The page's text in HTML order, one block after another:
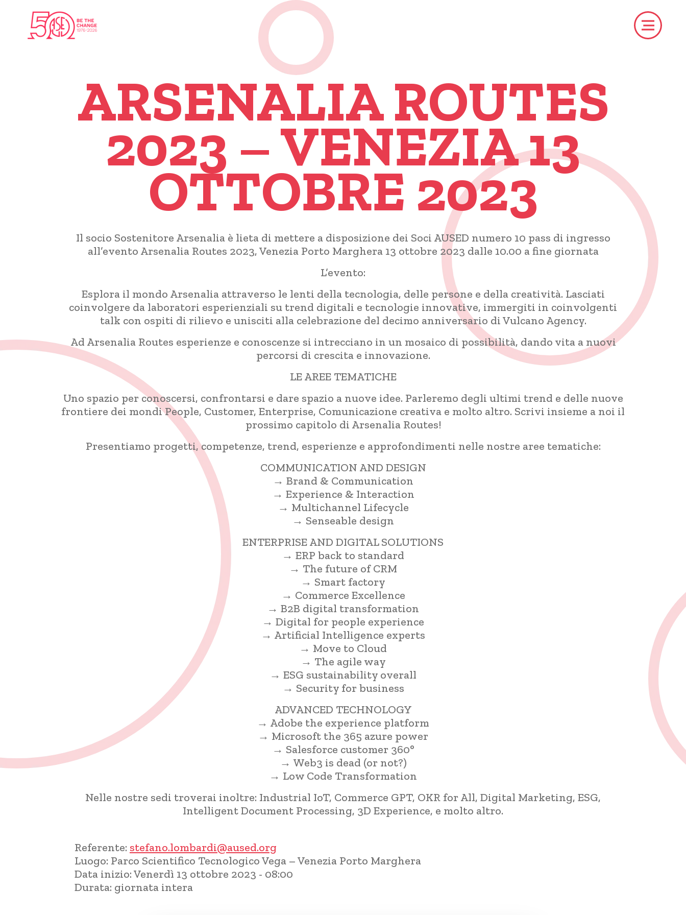
ARSENALIA ROUTES
2023 – VENEZIA 13
OTTOBRE 2023
Il socio Sostenitore Arsenalia è lieta di mettere a disposizione dei Soci AUSED numero 10 pass di ingresso
all’evento Arsenalia Routes 2023, Venezia Porto Marghera 13 ottobre 2023 dalle 10.00 a fine giornata
L’evento:
Esplora il mondo Arsenalia attraverso le lenti della tecnologia, delle persone e della creatività. Lasciati
coinvolgere da laboratori esperienziali su trend digitali e tecnologie innovative, immergiti in coinvolgenti
talk con ospiti di rilievo e unisciti alla celebrazione del decimo anniversario di Vulcano Agency.
Ad Arsenalia Routes esperienze e conoscenze si intrecciano in un mosaico di possibilità, dando vita a nuovi
percorsi di crescita e innovazione.
LE AREE TEMATICHE
Uno spazio per conoscersi, confrontarsi e dare spazio a nuove idee. Parleremo degli ultimi trend e delle nuove
frontiere dei mondi People, Customer, Enterprise, Comunicazione creativa e molto altro. Scrivi insieme a noi il
prossimo capitolo di Arsenalia Routes!
Presentiamo progetti, competenze, trend, esperienze e approfondimenti nelle nostre aree tematiche:
COMMUNICATION AND DESIGN
→ Brand & Communication
→ Experience & Interaction
→ Multichannel Lifecycle
→ Senseable design
ENTERPRISE AND DIGITAL SOLUTIONS
→ ERP back to standard
→ The future of CRM
→ Smart factory
→ Commerce Excellence
→ B2B digital transformation
→ Digital for people experience
→ Artificial Intelligence experts
→ Move to Cloud
→ The agile way
→ ESG sustainability overall
→ Security for business
ADVANCED TECHNOLOGY
→ Adobe the experience platform
→ Microsoft the 365 azure power
→ Salesforce customer 360°
→ Web3 is dead (or not?)
→ Low Code Transformation
Nelle nostre sedi troverai inoltre: Industrial IoT, Commerce GPT, OKR for All, Digital Marketing, ESG,
Intelligent Document Processing, 3D Experience, e molto altro.
Referente: stefano.lombardi@aused.org
Luogo: Parco Scientifico Tecnologico Vega – Venezia Porto Marghera
Data inizio:Venerdì 13 ottobre 2023 - 08:00
Durata: giornata intera